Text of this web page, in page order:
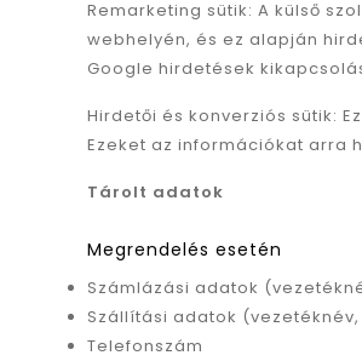
Remarketing sütik: A külső
webhelyén, és ez alapján
Google hirdetések
Hirdetői és konverziós sütik:
Ezeket az információkat arra
Tárolt adatok
Megrendelés esetén
Számlázási adatok
Szállítási adatok
Telefonszám